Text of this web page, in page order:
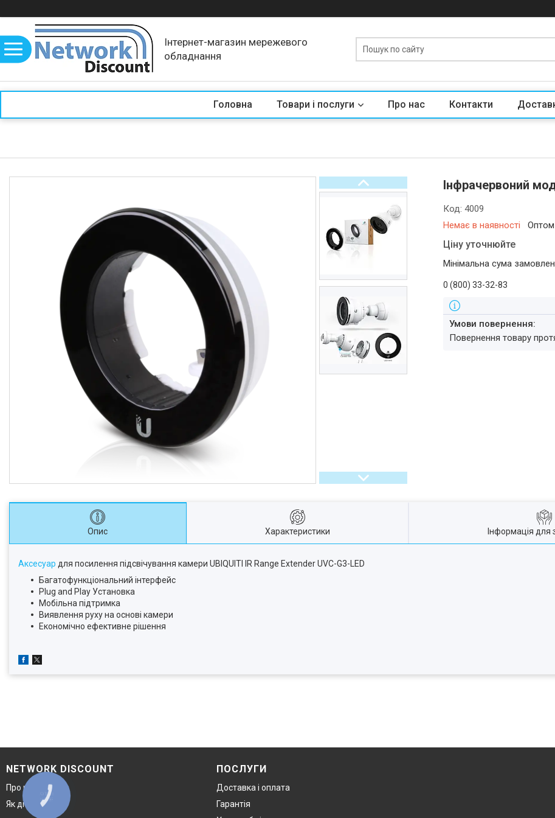
Інтернет-магазин мережевого
обладнання
Головна Товари і послуги Про нас Контакти
Інфрачервоний
Немає в наявності Оптом
Код:4009
Ціну уточнюйте
Мінімальна сума
0 (800) 33-32-83
повернення товару
Опис Характеристики Інформація для
Аксесуар для посилення підсвічування камери UBIQUITI IR Range Extender UVC-G3-LED
Багатофункціональний інтерфейс
Plug and Play Установка
Мобільна підтримка
Виявлення руху на основі камери
Економічно ефективне рішення
NETWORK DISCOUNT
Про компанію
Як дістатися
ПОСЛУГИ
Доставка і оплата
Гарантія
КНОПКА
ЗВ'ЯЗКУ